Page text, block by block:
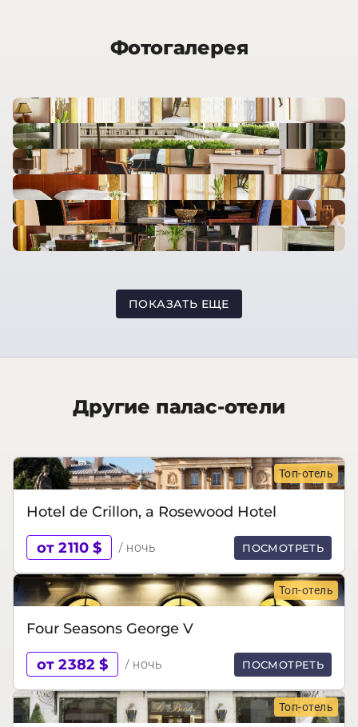
Фотогалерея
ПОКАЗАТЬ ЕЩЕ
Другие палас-отели
Топ-отель
Hotel de Crillon, a Rosewood Hotel
от 2110 $ / ночь ПОСМОТРЕТЬ
Топ-отель
Four Seasons George V
от 2382 $ / ночь ПОСМОТРЕТЬ
Топ-отель